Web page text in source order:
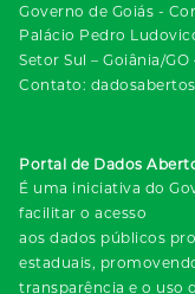
Governo de Goiás -
Palácio Pedro
Setor Sul – Goiânia/GO
Contato:
Portal de Dados
É uma iniciativa do
facilitar o acesso
aos dados públicos
estaduais,
transparência e o uso